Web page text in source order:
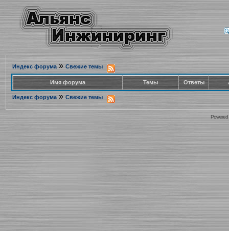
Индекс форума» Свежие темы
Имя форума Темы Ответы
Индекс форума » Свежие темы